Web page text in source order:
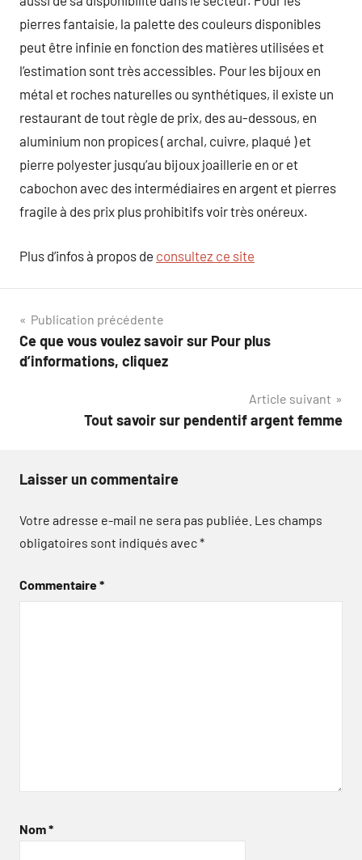
pierres fantaisie, la palette des couleurs disponibles
peut être infinie en fonction des matières utilisées et
l’estimation sont très accessibles. Pour les bijoux en
métal et roches naturelles ou synthétiques, il existe un
restaurant de tout règle de prix, des au-dessous, en
aluminium non propices ( archal, cuivre, plaqué ) et
pierre polyester jusqu’au bijoux joaillerie en or et
cabochon avec des intermédiaires en argent et pierres
fragile à des prix plus prohibitifs voir très onéreux.
Plus d’infos à propos de consultez ce site
Navigation
de
Publication précédente
Ce que vous voulez savoir sur Pour plus
d’informations, cliquez
Article suivant
Tout savoir sur pendentif argent femme
Laisser un commentaire
Votre adresse e-mail ne sera pas publiée. Les champs
obligatoires sont indiqués avec*
Commentaire*
Nom*